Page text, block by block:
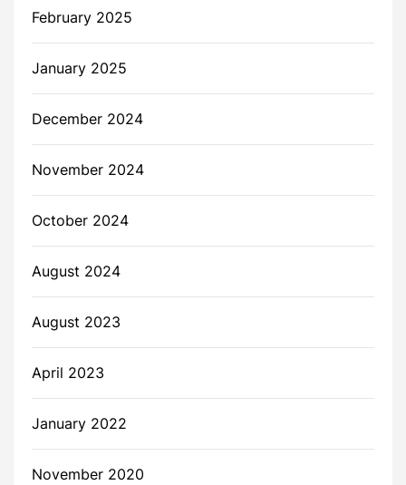
February 2025
January 2025
December 2024
November 2024
October 2024
August 2024
August 2023
April 2023
January 2022
November 2020